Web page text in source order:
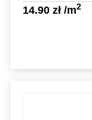
14.90 zł/m2